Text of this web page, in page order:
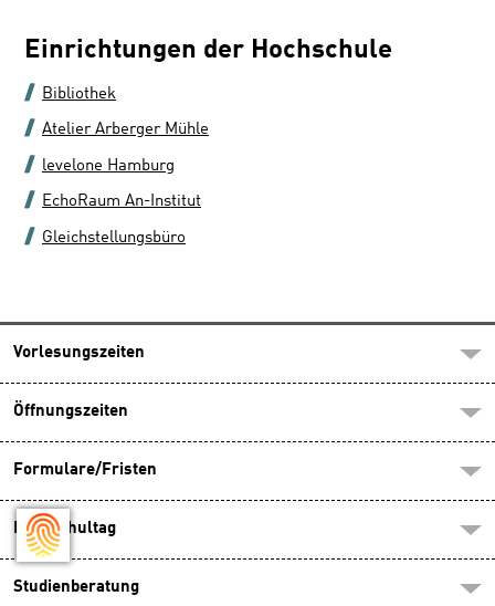
Einrichtungen der Hochschule
Bibliothek
Atelier Arberger Mühle
levelone Hamburg
EchoRaum An-Institut
Gleichstellungsbüro
Vorlesungszeiten
Öffnungszeiten
Formulare/Fristen
Hochschultag
Studienberatung